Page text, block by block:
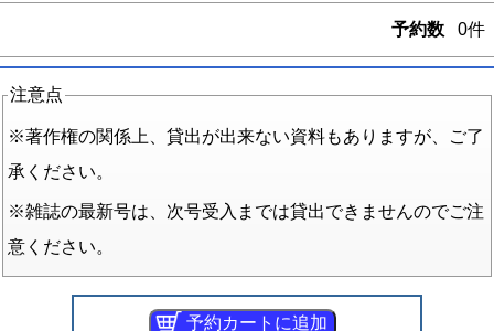
予約数 0件
注意点
※著作権の関係上、貸出が出来ない資料もありますが、ご了
承ください。
※雑誌の最新号は、次号受入までは貸出できませんのでご注
意ください。